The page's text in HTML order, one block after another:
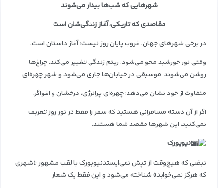
شهرهایی که شب‌ها بیدار می‌شوند
مقاصدی که تاریکی، آغاز زندگی‌شان است
در برخی شهرهای جهان، غروب پایان روز نیست؛آغاز داستان است.
وقتی نور خورشید محو می‌شود، ریتم زندگی تغییر می‌کند. چراغ‌ها
روشن می‌شوند، موسیقی در خیابان‌ها جاری می‌شود و شهر چهره‌ای
متفاوت از خود نشان می‌دهد؛ چهره‌ای پرانرژی، درخشان و اغواگر.
اگر از آن دسته مسافرانی هستید که سفر را فقط در نور روز تعریف
نمی‌کنید، این شهرها مقصد شما هستند.
نیویورک
نبضیکه هیچ‌وقت از تپش نمی‌ایستدنیویورک با لقب مشهور «شهری
که هرگز نمی‌خوابد» شناخته می‌شود و این فقط یک شعار